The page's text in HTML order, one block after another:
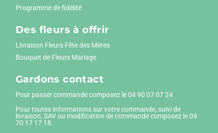
Programme de fidélité
Des fleurs à offrir
Livraison Fleurs Fête des Mères
Bouquet de Fleurs Mariage
Gardons contact
Pour passer commande composez le04 90 07 07 24
Pour toutes informations sur votre commande, suivi de
livraison, SAV ou modification de commande composez le 09
70 17 17 18.